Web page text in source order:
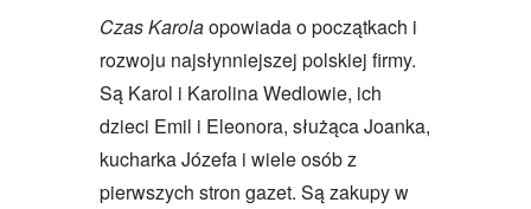
Czas Karolaopowiada o początkach i
rozwoju najsłynniejszej polskiej firmy.
Są Karol i Karolina Wedlowie, ich
dzieci Emil i Eleonora, służąca Joanka,
kucharka Józefa i wiele osób z
pierwszych stron gazet. Są zakupy w